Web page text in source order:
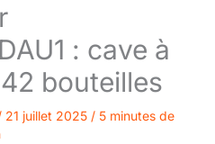
: cave à
bouteilles
21 juillet 2025 / 5 minutes de